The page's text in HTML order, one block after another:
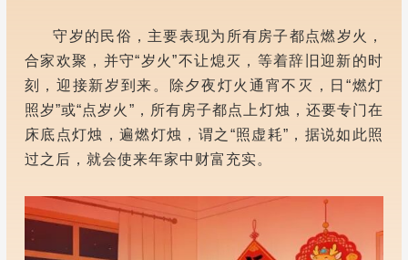
守岁的民俗，主要表现为所有房子都点燃岁火，
合家欢聚，并守“岁火”不让熄灭，等着辞旧迎新的时
刻，迎接新岁到来。除夕夜灯火通宵不灭，日“燃灯
照岁”或“点岁火”，所有房子都点上灯烛，还要专门在
床底点灯烛，遍燃灯烛，谓之“照虚耗”，据说如此照
过之后，就会使来年家中财富充实。